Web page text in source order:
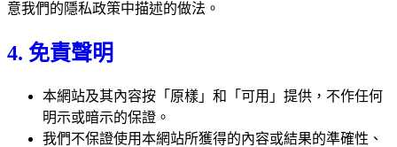
意我們的隱私政策中描述的做法。
4. 免責聲明
本網站及其內容按「原樣」和「可用」提供，不作任何
明示或暗示的保證。
我們不保證使用本網站所獲得的內容或結果的準確性、